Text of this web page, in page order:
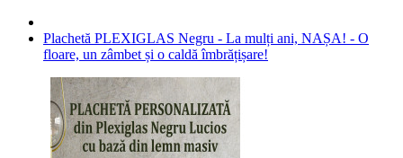
Plachetă PLEXIGLAS Negru - La mulți ani, NAȘA! - O
floare, un zâmbet și o caldă îmbrățișare!